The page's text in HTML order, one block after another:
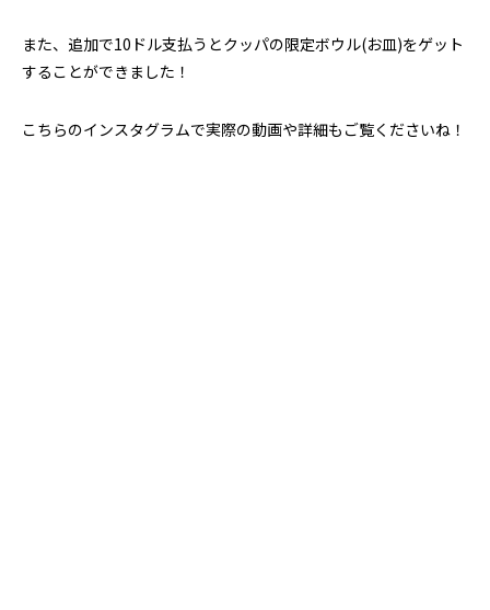
また、追加で10ドル支払うとクッパの限定ボウル(お皿)をゲット
することができました！
こちらのインスタグラムで実際の動画や詳細もご覧くださいね！